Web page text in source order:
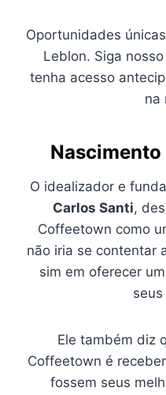
Oportunidades
Leblon. Siga nosso
tenha acesso
na
O idealizador e
Carlos Santi,
Coffeetown como
não iria se contentar
sim em oferecer
Ele também diz
Coffeetown é
fossem seus